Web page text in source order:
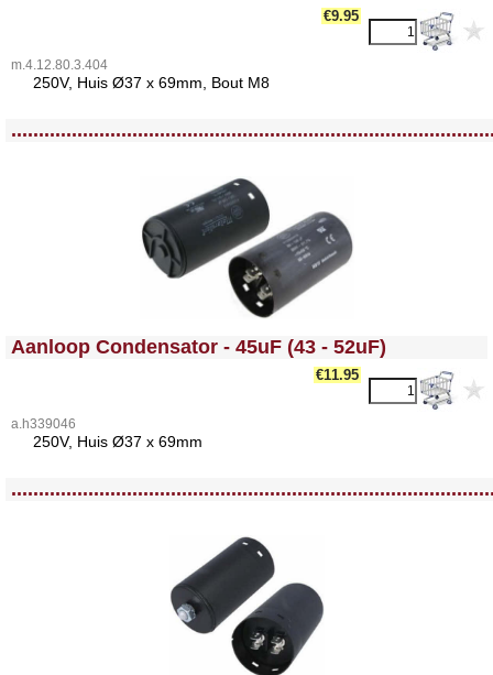
€9.95
m.4.12.80.3.404
250V, Huis Ø37 x 69mm, Bout M8
<!-- MakeFullWidth0 --><!-- MakeFullWidth1 --><!-- MakeFullWidth2 --><!-- MakeFullWidth3 --><!-- MakeFullWidth4 --><!-- MakeFullWidth5 --><!-- MakeFullWidth6 --><!-- MakeFullWidth7 --><!-- MakeFullWidth8 --><!-- MakeFullWidth9 --><!-- MakeFullWidth10 --><!-- MakeFullWidth11 --><!-- MakeFullWidth12 --><!-- MakeFullWidth13 --><!-- MakeFullWidth14 --><!-- MakeFullWidth15 --><!-- MakeFullWidth16 --><!-- MakeFullWidth17 --><!-- MakeFullWidth18 --><!-- MakeFullWidth19 -->
Aanloop Condensator - 45uF (43 - 52uF)
€11.95
a.h339046
250V, Huis Ø37 x 69mm